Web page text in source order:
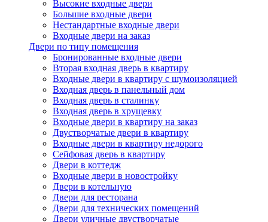
Высокие входные двери
Большие входные двери
Нестандартные входные двери
Входные двери на заказ
Двери по типу помещения
Бронированные входные двери
Вторая входная дверь в квартиру
Входные двери в квартиру с шумоизоляцией
Входная дверь в панельный дом
Входная дверь в сталинку
Входная дверь в хрущевку
Входные двери в квартиру на заказ
Двустворчатые двери в квартиру
Входные двери в квартиру недорого
Сейфовая дверь в квартиру
Двери в коттедж
Входные двери в новостройку
Двери в котельную
Двери для ресторана
Двери для технических помещений
Двери уличные двустворчатые